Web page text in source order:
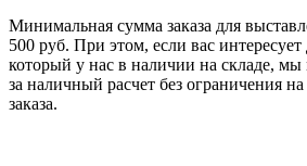
Минимальная сумма заказа для
500 руб. При этом, если вас
который у нас в наличии на складе,
за наличный расчет без ограничения
заказа.